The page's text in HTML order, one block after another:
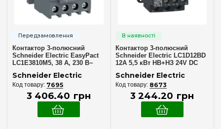
Контактор 3-полюсний
Schneider Electric EasyPact
LC1E3810M5, 38 А, 230 В~
Schneider Electric
7695
3 406.40 грн
Контактор 3-полюсний
Schneider Electric LC1D12BD
12А 5,5 кВт НВ+НЗ 24V DC
Schneider Electric
8673
3 244.20 грн